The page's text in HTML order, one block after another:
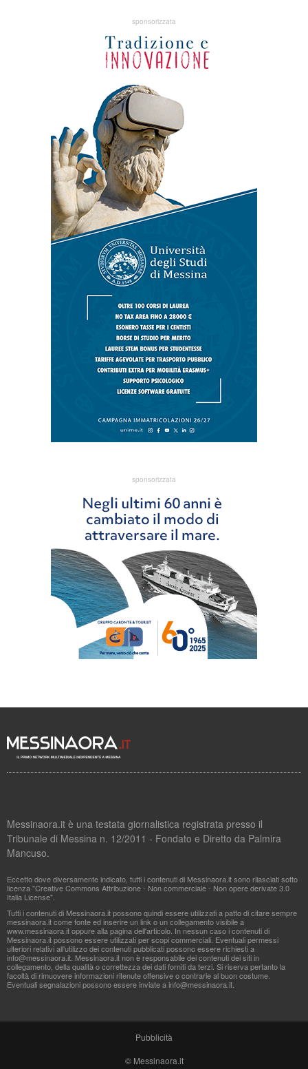
sponsorizzata
sponsorizzata
Messinaora.it è una testata giornalistica registrata presso il
Tribunale di Messina n. 12/2011 - Fondato e Diretto da Palmira
Mancuso.
Eccetto dove diversamente indicato, tutti i contenuti di Messinaora.it sono rilasciati sotto
licenza "Creative Commons Attribuzione - Non commerciale - Non opere derivate 3.0
Italia License".
Tutti i contenuti di Messinaora.it possono quindi essere utilizzati a patto di citare sempre
messinaora.it come fonte ed inserire un link o un collegamento visibile a
www.messinaora.it oppure alla pagina dell'articolo. In nessun caso i contenuti di
Messinaora.it possono essere utilizzati per scopi commerciali. Eventuali permessi
ulteriori relativi all'utilizzo dei contenuti pubblicati possono essere richiesti a
info@messinaora.it . Messinaora.it non è responsabile dei contenuti dei siti in
collegamento, della qualità o correttezza dei dati forniti da terzi. Si riserva pertanto la
facoltà di rimuovere informazioni ritenute offensive o contrarie al buon costume.
Eventuali segnalazioni possono essere inviate ainfo@messinaora.it
Pubblicità
© Messinaora.it